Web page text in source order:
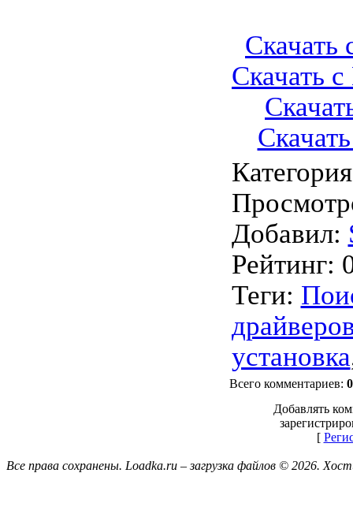
Скачать
Скачать
Категория
Добавил:
Рейтинг:
Теги:
установка
Всего комментариев: 0
Добавлять
[
Все права сохранены. Loadka.ru – загрузка файлов © 2026.